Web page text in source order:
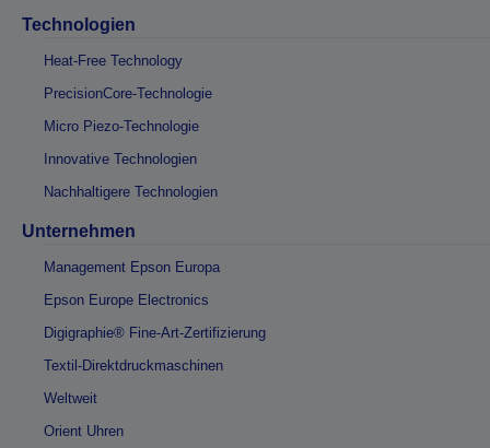
Technologien
Heat-Free Technology
PrecisionCore-Technologie
Micro Piezo-Technologie
Innovative Technologien
Nachhaltigere Technologien
Unternehmen
Management Epson Europa
Epson Europe Electronics
Digigraphie® Fine-Art-Zertifizierung
Textil-Direktdruckmaschinen
Weltweit
Orient Uhren